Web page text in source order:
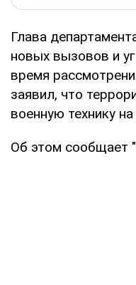
Глава
новых вызовов и
время
заявил, что
военную технику
Об этом сообщает